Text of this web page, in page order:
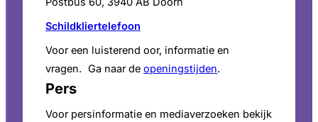
Schildkliertelefoon
Voor een luisterend oor, informatie en
vragen. Ga naar de openingstijden.
Pers
Voor persinformatie en mediaverzoeken bekijk